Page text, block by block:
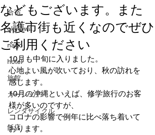
合宿
okinawa
nago
hotel
旅館
カーシェア
レンタサイクル
飯店
などもございます。また
名護市街も近くなのでぜひ
ご利用ください
10月も中旬に入りました。
心地よい風が吹いており、秋の訪れを
感じます。
10月の沖縄といえば、修学旅行のお客
様が多いのですが、
コロナの影響で例年に比べ落ち着いて
おります。